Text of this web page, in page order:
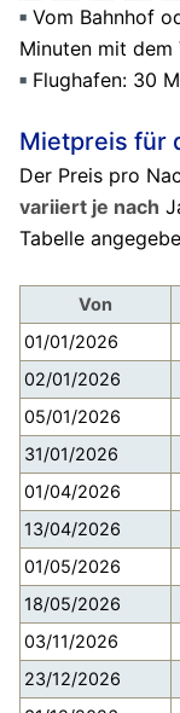
Vom Bahnhof
Minuten mit dem
Flughafen: 30
Mietpreis für
Der Preis pro
variiert je nach
Tabelle
Von
01/01/2026
02/01/2026
05/01/2026
31/01/2026
01/04/2026
13/04/2026
01/05/2026
18/05/2026
03/11/2026
23/12/2026